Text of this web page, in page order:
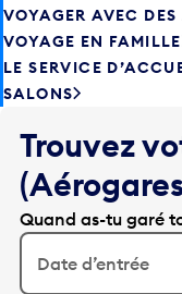
VOYAGER AVEC
VOYAGE EN FAMILLE
LE SERVICE
SALONS
Trouvez
(Aérogares
Quand as-tu garé
Date d’entrée